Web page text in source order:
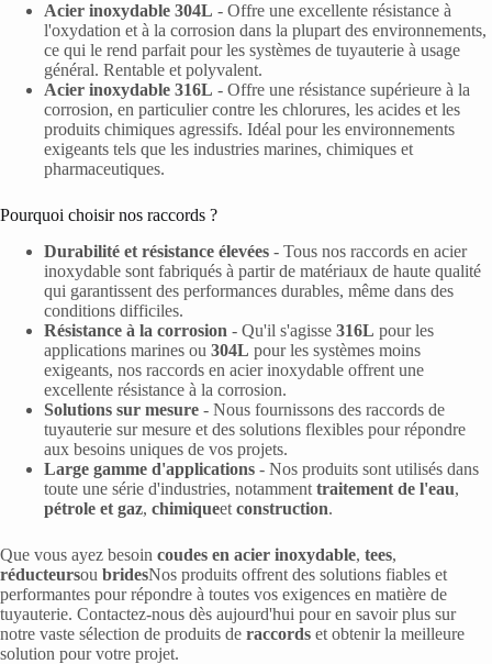
Acier inoxydable 304L - Offre une excellente résistance à
l'oxydation et à la corrosion dans la plupart des environnements,
ce qui le rend parfait pour les systèmes de tuyauterie à usage
général. Rentable et polyvalent.
Acier inoxydable 316L - Offre une résistance supérieure à la
corrosion, en particulier contre les chlorures, les acides et les
produits chimiques agressifs. Idéal pour les environnements
exigeants tels que les industries marines, chimiques et
pharmaceutiques.
Pourquoi choisir nos raccords ?
Durabilité et résistance élevées - Tous nos raccords en acier
inoxydable sont fabriqués à partir de matériaux de haute qualité
qui garantissent des performances durables, même dans des
conditions difficiles.
Résistance à la corrosion - Qu'il s'agisse 316L pour les
applications marines ou 304L pour les systèmes moins
exigeants, nos raccords en acier inoxydable offrent une
excellente résistance à la corrosion.
Solutions sur mesure - Nous fournissons des raccords de
tuyauterie sur mesure et des solutions flexibles pour répondre
aux besoins uniques de vos projets.
Large gamme d'applications - Nos produits sont utilisés dans
toute une série d'industries, notamment traitement de l'eau,
pétrole et gaz, chimiqueet construction.
Que vous ayez besoin coudes en acier inoxydable, tees,
réducteursou bridesNos produits offrent des solutions fiables et
performantes pour répondre à toutes vos exigences en matière de
tuyauterie. Contactez-nous dès aujourd'hui pour en savoir plus sur
notre vaste sélection de produits de raccords et obtenir la meilleure
solution pour votre projet.